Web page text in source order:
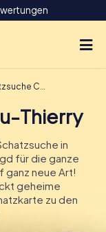
Château-Thierry
Thierry
in
für die ganze
ganz neue Art!
geheime
zu den